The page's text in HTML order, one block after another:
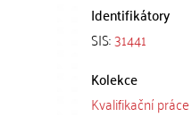
Identifikátory
SIS:31441
Kolekce
Kvalifikační práce